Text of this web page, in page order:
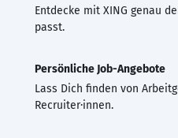
Entdecke mit XING genau
passt.
Persönliche Job-Angebote
Lass Dich finden von
Recruiter·innen.